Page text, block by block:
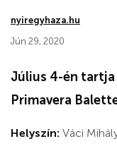
nyiregyhaza.hu
Jún 29, 2020
Július 4-én
Primavera
Helyszín: Váci